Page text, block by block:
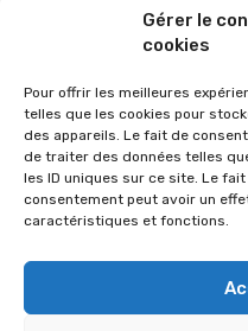
Gérer le
cookies
Pour offrir les meilleures
telles que les cookies pour
des appareils. Le fait de
de traiter des données telles
les ID uniques sur ce site. Le
consentement peut avoir un
caractéristiques et fonctions.